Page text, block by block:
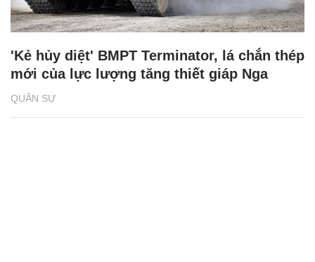
QUÂN SỰ
'Kẻ hủy diệt' BMPT Terminator, lá chắn thép
mới của lực lượng tăng thiết giáp Nga